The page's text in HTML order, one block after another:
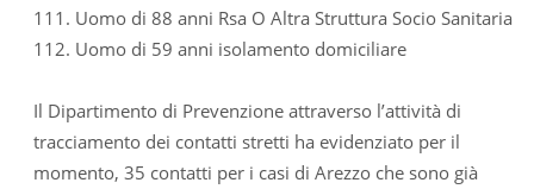
111. Uomo di 88 anni Rsa O Altra Struttura Socio Sanitaria
112. Uomo di 59 anni isolamento domiciliare
Il Dipartimento di Prevenzione attraverso l’attività di
tracciamento dei contatti stretti ha evidenziato per il
momento, 35 contatti per i casi di Arezzo che sono già